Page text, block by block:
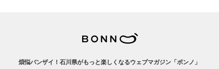
煩悩バンザイ！石川県がもっと楽しくなるウェブマガジン「ボンノ」